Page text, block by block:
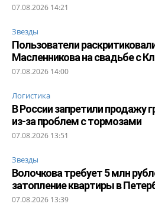
07.08.2026 14:21
Звезды
Пользователи
Масленникова на свадьбе с
07.08.2026 14:00
Логистика
В России запретили продажу
из-за проблем с тормозами
07.08.2026 13:51
Звезды
Волочкова требует 5 млн
затопление квартиры в
07.08.2026 13:39